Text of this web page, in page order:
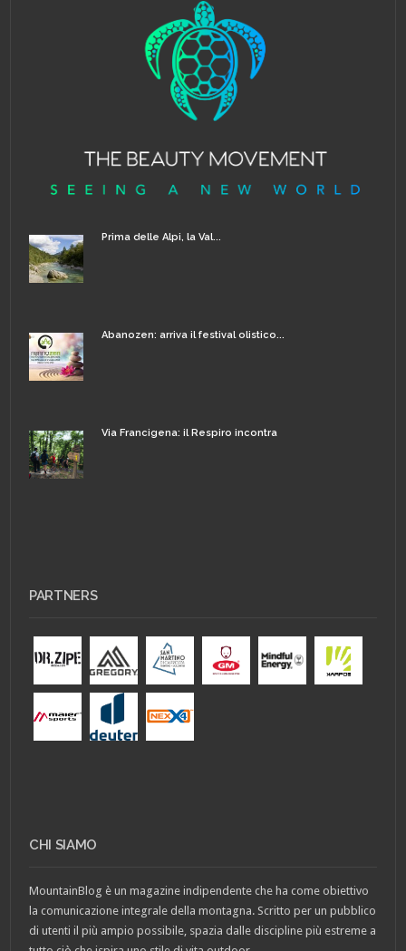
Prima delle Alpi, la Val...
Abanozen: arriva il festival olistico...
Via Francigena: il Respiro incontra
PARTNERS
CHI SIAMO
MountainBlog è un magazine indipendente che ha come obiettivo
la comunicazione integrale della montagna. Scritto per un pubblico
di utenti il più ampio possibile, spazia dalle discipline più estreme a